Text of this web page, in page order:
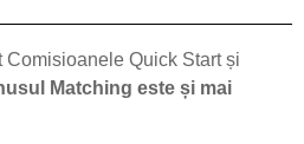
Comisioanele Quick Start și
Matching este și mai